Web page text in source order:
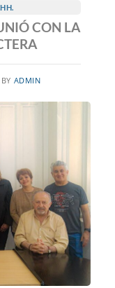
CON LA
BY ADMIN